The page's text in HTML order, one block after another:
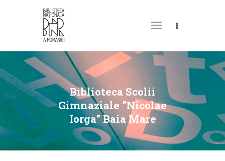
Biblioteca Scolii
Gimnaziale ”Nicolae
Iorga” Baia Mare
DESPRE NOI
PERMISUL MEU DE
BIBLIOTECĂ
CATALOAGE ȘI
COLECȚII
BIBLIOTECA DIGITALĂ